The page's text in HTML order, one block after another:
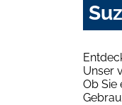
Unser
Ob Sie